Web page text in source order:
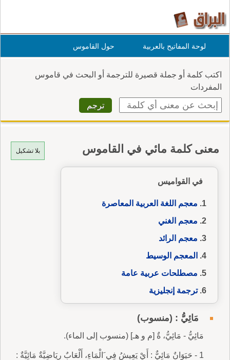
لوحة المفاتيح بالعربية حول القاموس
اكتب كلمة أو جملة قصيرة للترجمة أو البحث في قاموس
المفردات
بلا تشكيل معنى كلمة مائي في القاموس
في القواميس
معجم اللغة العربية المعاصرة
معجم الغني
معجم الرائد
المعجم الوسيط
مصطلحات عربية عامة
ترجمة إنجليزية
مَائِيُّ : (منسوب)
مَائِيُّ - مَائِيُّ، ةٌ [م و هـ] (منسوب إلى الماء).
1 - حَيَوَانٌ مَائِيٌّ : أَيْ يَعِيشُ فِي َالْمَاءِ، أَلْعَابٌ رِيَاضِيَّةٌ مَائِيَّةٌ :